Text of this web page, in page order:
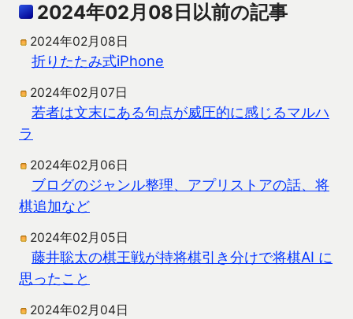
2024年02月08日以前の記事
2024年02月08日
折りたたみ式iPhone
2024年02月07日
若者は文末にある句点が威圧的に感じるマルハ
ラ
2024年02月06日
ブログのジャンル整理、アプリストアの話、将
棋追加など
2024年02月05日
藤井聡太の棋王戦が持将棋引き分けで将棋AI に
思ったこと
2024年02月04日